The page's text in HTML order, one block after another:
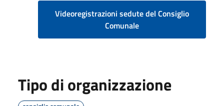
Videoregistrazioni sedute del Consiglio
Comunale
Tipo di organizzazione